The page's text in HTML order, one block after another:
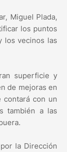
Miguel Plada,
los puntos
los vecinos las
superficie y
de mejoras en
contará con un
también a las
la Dirección